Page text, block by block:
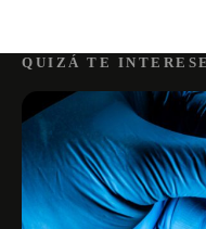
QUIZÁ TE INTERESE